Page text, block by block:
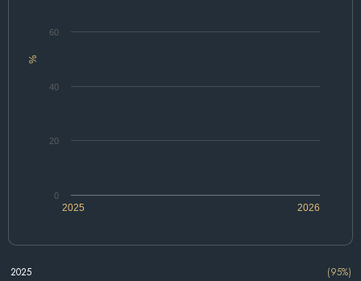
%
2025 2026
0
20
40
60
2025
(95%)